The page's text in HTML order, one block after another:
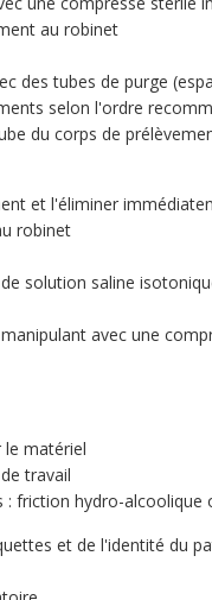
au robinet
des tubes de purge
selon l'ordre
du corps de
et l'éliminer
robinet
solution saline
avec une
matériel
travail
: friction hydro-alcoolique
et de l'identité du